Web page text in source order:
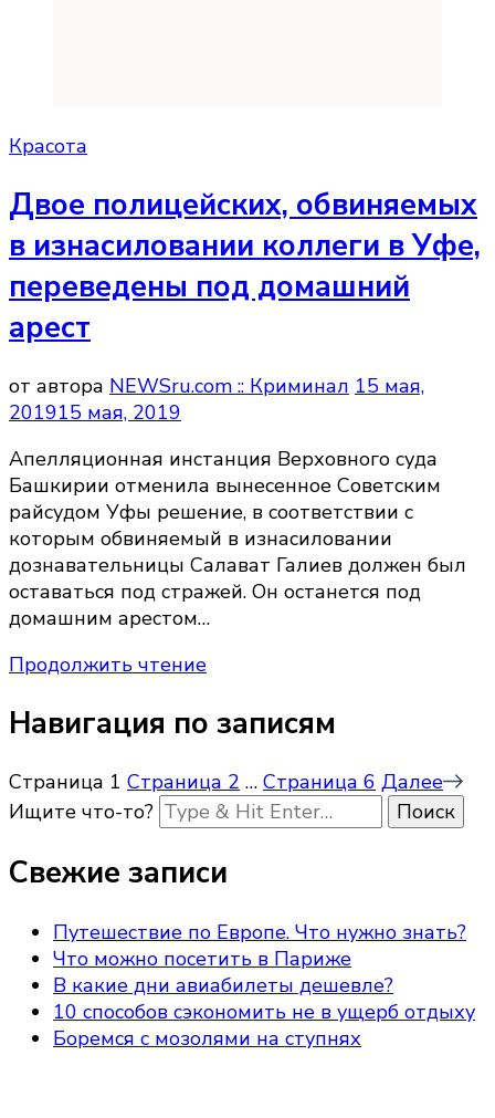
Красота
Двое полицейских, обвиняемых
в изнасиловании коллеги в Уфе,
переведены под домашний
арест
от автора NEWSru.com :: Криминал 15 мая,
201915 мая, 2019
Апелляционная инстанция Верховного суда
Башкирии отменила вынесенное Советским
райсудом Уфы решение, в соответствии с
которым обвиняемый в изнасиловании
дознавательницы Салават Галиев должен был
оставаться под стражей. Он останется под
домашним арестом…
Продолжить чтение
Навигация по записям
Страница 1 Страница 2 … Страница 6 Далее
Ищите что-то?
Свежие записи
Путешествие по Европе. Что нужно знать?
Что можно посетить в Париже
В какие дни авиабилеты дешевле?
10 способов сэкономить не в ущерб отдыху
Боремся с мозолями на ступнях